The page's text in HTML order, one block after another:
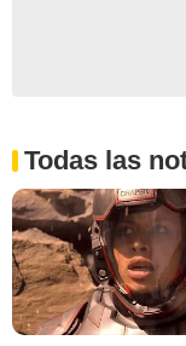
Todas las